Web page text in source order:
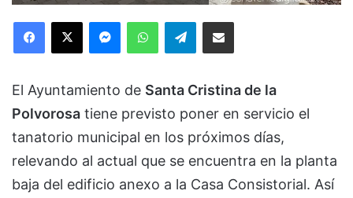
Facebook
X MessengerWhatsAppTelegramCompartir via Email
El Ayuntamiento de Santa Cristina de la
Polvorosa tiene previsto poner en servicio el
tanatorio municipal en los próximos días,
relevando al actual que se encuentra en la planta
baja del edificio anexo a la Casa Consistorial. Así